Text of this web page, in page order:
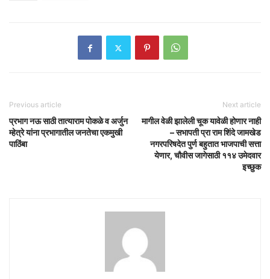
Previous article
प्रभाग नऊ साठी तात्याराम पोकळे व अर्जुन
म्हेत्रे यांना प्रभागातील जनतेचा एकमुखी
पाठिंबा
Next article
मागील वेळी झालेली चूक यावेळी होणार नाही
– सभापती प्रा राम शिंदे जामखेड
नगरपरिषदेत पुर्ण बहुतात भाजपाची सत्ता
येणार, चौवीस जागेसाठी ११४ उमेदवार
इच्छुक